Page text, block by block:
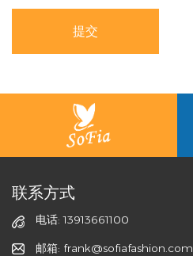
联系方式
电话: 13913661100
邮箱: frank@sofiafashion.com